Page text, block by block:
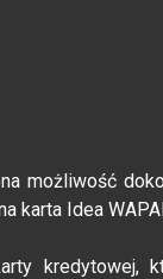
możliwość
karta Idea
kredytowej,